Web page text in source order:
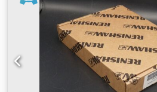
Software gehört natürlich zum
Fragen stehe ich gerne zur
Aezrgvmscfoa